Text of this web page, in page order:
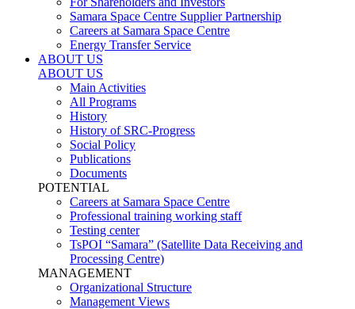
Samara Space Centre Supplier Partnership
Careers at Samara Space Centre
Energy Transfer Service
ABOUT US
ABOUT US
Main Activities
All Programs
History
History of SRC-Progress
Social Policy
Publications
Documents
POTENTIAL
Careers at Samara Space Centre
Professional training working staff
Testing center
TsPOI “Samara” (Satellite Data Receiving and
Processing Centre)
MANAGEMENT
Organizational Structure
Management Views